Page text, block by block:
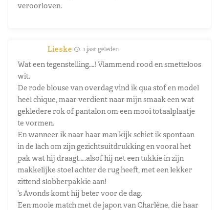
veroorloven.
Lieske 1 jaar geleden
Wat een tegenstelling….! Vlammend rood en smetteloos
wit.
De rode blouse van overdag vind ik qua stof en model
heel chique, maar verdient naar mijn smaak een wat
gekledere rok of pantalon om een mooi totaalplaatje
te vormen.
En wanneer ik naar haar man kijk schiet ik spontaan
in de lach om zijn gezichtsuitdrukking en vooral het
pak wat hij draagt…..alsof hij net een tukkie in zijn
makkelijke stoel achter de rug heeft, met een lekker
zittend slobberpakkie aan!
’s Avonds komt hij beter voor de dag.
Een mooie match met de japon van Charlène, die haar